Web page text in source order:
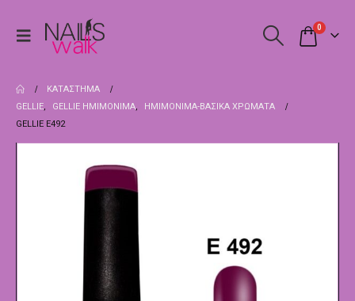
0
ΚΑΤΆΣΤΗΜΑ
GELLIE, GELLIE ΗΜΙΜΌΝΙΜΑ,
ΗΜΙΜΌΝΙΜΑ-ΒΑΣΙΚΆ ΧΡΏΜΑΤΑ
GELLIE E492